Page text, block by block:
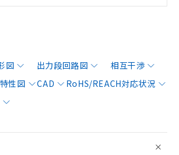
図 出力段回路図
相互干渉
特性図 CAD
RoHS/REACH対応状況